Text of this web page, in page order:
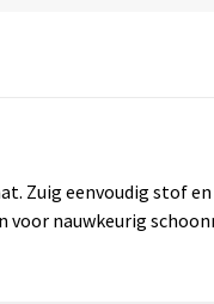
Zuig eenvoudig stof
nauwkeurig